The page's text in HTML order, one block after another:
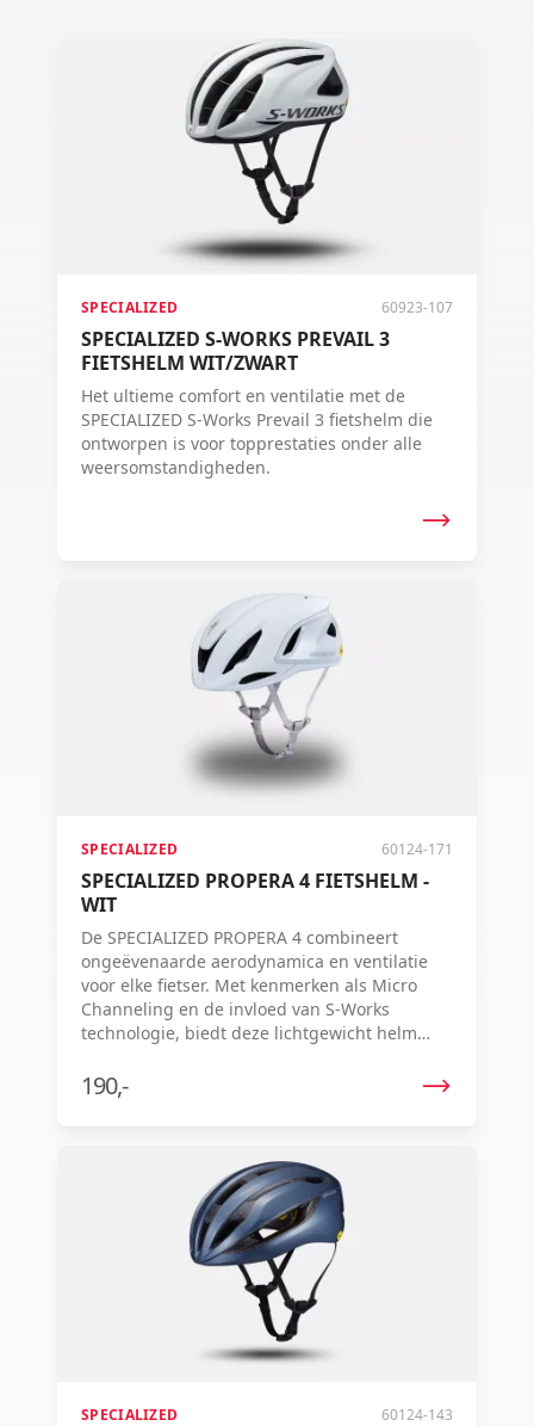
SPECIALIZED 60923-107
SPECIALIZED S-WORKS PREVAIL 3
FIETSHELM WIT/ZWART
Het ultieme comfort en ventilatie met de
SPECIALIZED S-Works Prevail 3 fietshelm die
ontworpen is voor topprestaties onder alle
weersomstandigheden.
SPECIALIZED 60124-171
SPECIALIZED PROPERA 4 FIETSHELM -
WIT
De SPECIALIZED PROPERA 4 combineert
ongeëvenaarde aerodynamica en ventilatie
voor elke fietser. Met kenmerken als Micro
Channeling en de invloed van S-Works
technologie, biedt deze lichtgewicht helm
snelheid of rijervaring.
190,-
SPECIALIZED 60124-143